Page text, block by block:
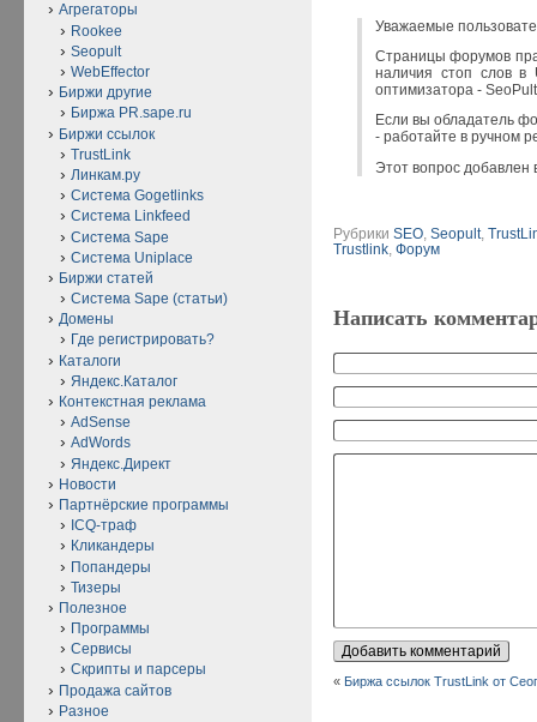
Уважаемые
Страницы форумов
наличия стоп слов в
оптимизатора -
Если вы обладатель
- работайте в ручном
Этот вопрос добавлен
РубрикиSEO ,Seopult,
Trustlink ,Форум
Написать
« Биржа ссылок TrustLink от
Агрегаторы
Rookee
Seopult
WebEffector
Биржи другие
Биржа PR.sape.ru
Биржи ссылок
TrustLink
Линкам.ру
Система Gogetlinks
Система Linkfeed
Система Sape
Система Uniplace
Биржи статей
Система Sape (статьи)
Домены
Где регистрировать?
Каталоги
Яндекс.Каталог
Контекстная реклама
AdSense
AdWords
Яндекс.Директ
Новости
Партнёрские программы
ICQ-траф
Кликандеры
Попандеры
Тизеры
Полезное
Программы
Сервисы
Скрипты и парсеры
Продажа сайтов
Разное